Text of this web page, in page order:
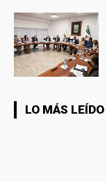
LO MÁS LEÍDO